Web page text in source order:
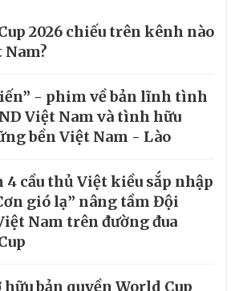
2026 chiếu trên kênh nào
- phim về bản lĩnh tình
Việt Nam và tình hữu
bền Việt Nam - Lào
4 cầu thủ Việt kiều sắp nhập
gió lạ” nâng tầm Đội
Nam trên đường đua
hữu bản quyền World Cup